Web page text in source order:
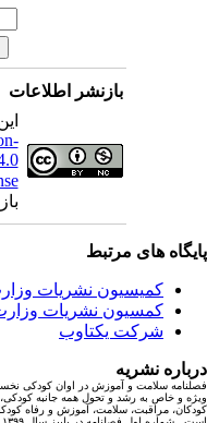
بازنشر اطلاعات
4.0
های مرتبط
کمیسیون نشریات
کمسیون نشریات وزارت
شرکت یکتاوب
نشریه
سلامت و آموزش در اوان کودکی
و خاص به رشد و تحول همه جانبه کودکی،
مراقبت، سلامت، آموزش و رفاه